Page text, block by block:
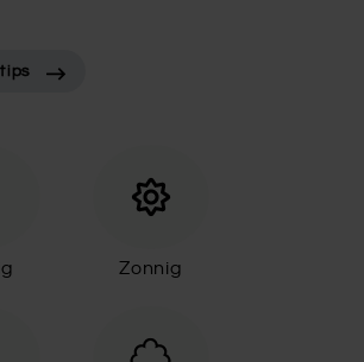
Zonnig